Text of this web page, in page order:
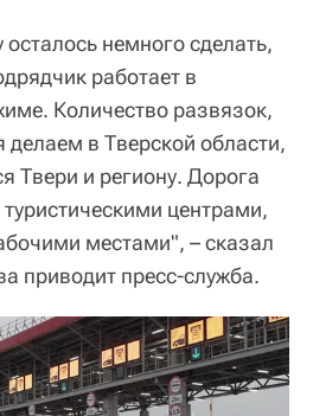
немного сделать,
работает в
Количество развязок,
в Тверской области,
Твери и региону. Дорога
центрами,
местами", – сказал
приводит пресс-служба.